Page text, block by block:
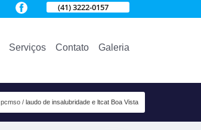
(41) 3222-0157
Serviços Contato Galeria
pcmso laudo de insalubridade e ltcat Boa Vista